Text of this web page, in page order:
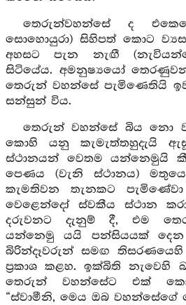
තෙරුන්වහන්සේ ද
සොහොයුරා) සිහිපත් කොට
අහසට පැන නැඟී
සිටියේය. අමනුෂ්‍යයෝ
තෙරුන් වහන්සේ පැමිණෙතියි
සන්සුන් විය.
තෙරුන් වහන්සේ බිය නො
කොහි යනු කැමැත්තහුදැයි
ස්ථානයන් වෙතම යන්නෙමුයි
පෙණය (වැනි ස්ථානය)
කැමතිවන තැනකට
වෙළෙන්දෝ ස්වකීය ස්ථාන
දරුවනට දැනුම් දී, එම
යන්නෙමු යයි පන්සියයක්
බිරින්දෑවරුන් සමඟ තිසරණයෙහි
ප්‍රකාශ කළහ. ඉක්බිති
තෙරුන් වහන්සේට එක්
“ස්වාමීනි, මෙය ඔබ